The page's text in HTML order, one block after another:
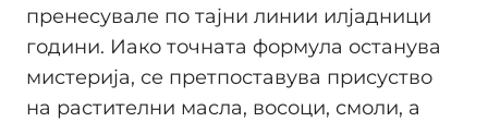
пренесувале по тајни линии илјадници
години. Иако точната формула останува
мистерија, се претпоставува присуство
на растителни масла, восоци, смоли, а